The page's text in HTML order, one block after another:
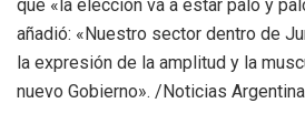
que «la elección va a estar palo y
añadió: «Nuestro sector dentro de
la expresión de la amplitud y la
nuevo Gobierno». /Noticias